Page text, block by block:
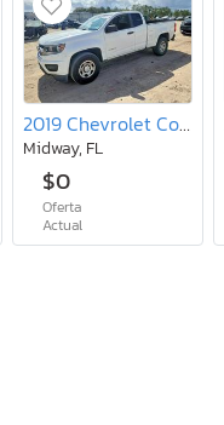
2019 Chevrolet Colorado
Midway, FL
$0
Oferta
Actual